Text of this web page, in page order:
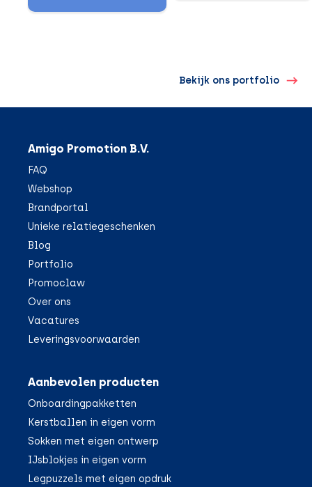
Bekijk ons portfolio
Amigo Promotion B.V.
FAQ
Webshop
Brandportal
Unieke relatiegeschenken
Blog
Portfolio
Promoclaw
Over ons
Vacatures
Leveringsvoorwaarden
Aanbevolen producten
Onboardingpakketten
Kerstballen in eigen vorm
Sokken met eigen ontwerp
IJsblokjes in eigen vorm
Legpuzzels met eigen opdruk